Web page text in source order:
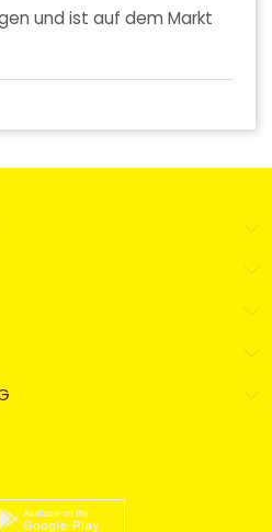
und ist auf dem Markt